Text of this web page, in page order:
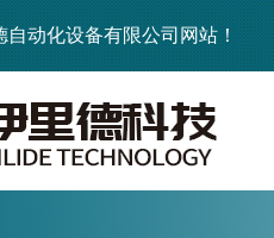
动化设备有限公司网站！